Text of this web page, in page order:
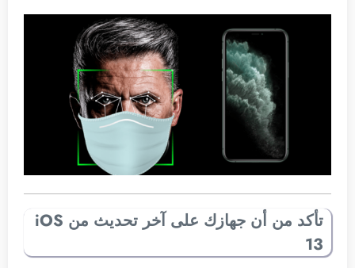
تأكد من أن جهازك على آخر تحديث من iOS
13